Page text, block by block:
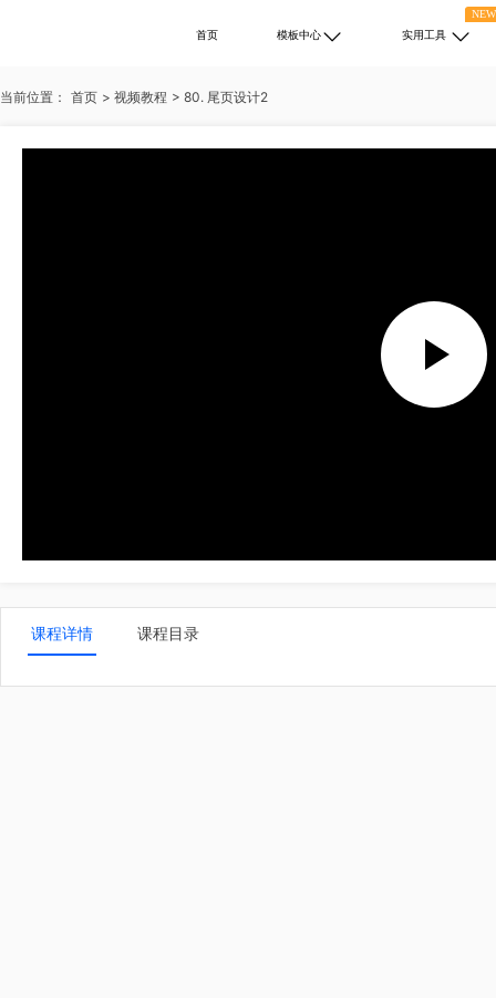
首页 模板中心
NEW
实用工具
当前位置： 首页 > 视频教程 > 80. 尾页设计2
课程详情 课程目录